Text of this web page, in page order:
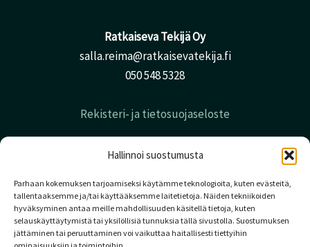
Hallinnoi suostumusta
Parhaan kokemuksen tarjoamiseksi käytämme teknologioita, kuten evästeitä,
tallentaaksemme ja/tai käyttääksemme laitetietoja. Näiden tekniikoiden
hyväksyminen antaa meille mahdollisuuden käsitellä tietoja, kuten
selauskäyttäytymistä tai yksilöllisiä tunnuksia tällä sivustolla. Suostumuksen
jättäminen tai peruuttaminen voi vaikuttaa haitallisesti tiettyihin
Ratkaiseva Tekijä Oy
salla.reima@ratkaisevatekija.fi
050 548 5328
Rekisteri- ja tietosuojaseloste